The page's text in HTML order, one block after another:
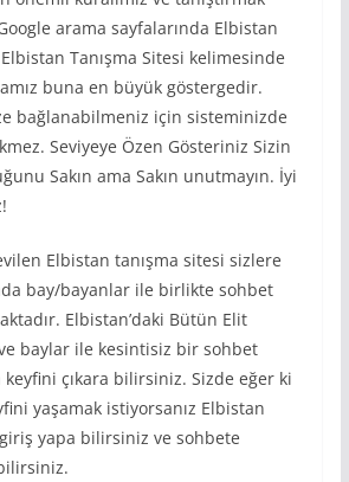
arama sayfalarında Elbistan
Tanışma Sitesi kelimesinde
buna en büyük göstergedir.
bağlanabilmeniz için sisteminizde
Seviyeye Özen Gösteriniz Sizin
Sakın ama Sakın unutmayın. İyi
Elbistan tanışma sitesi sizlere
bay/bayanlar ile birlikte sohbet
Elbistan’daki Bütün Elit
baylar ile kesintisiz bir sohbet
keyfini çıkara bilirsiniz. Sizde eğer ki
yaşamak istiyorsanız Elbistan
yapa bilirsiniz ve sohbete